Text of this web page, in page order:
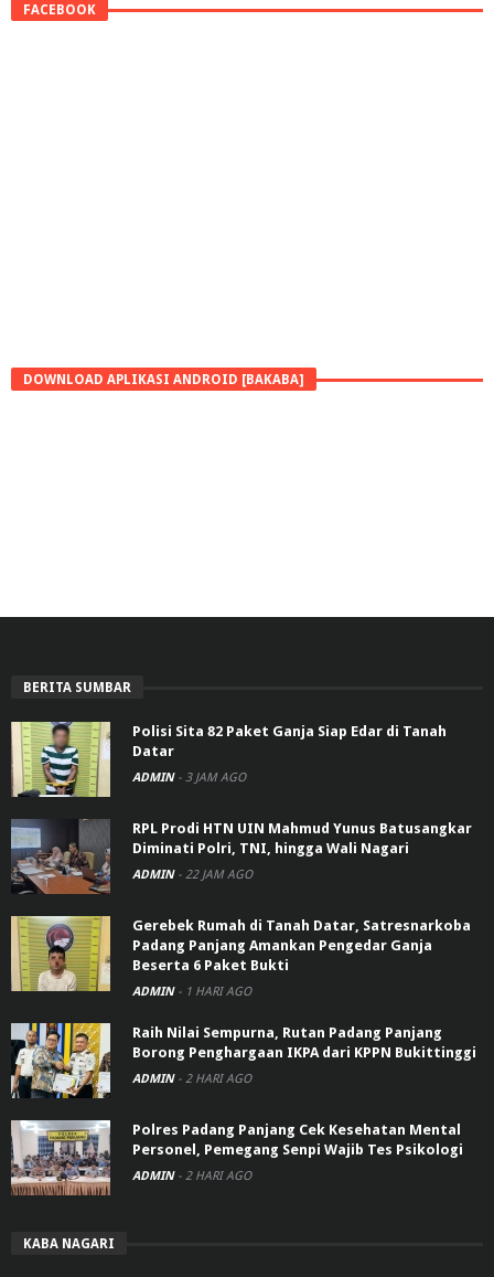
FACEBOOK
DOWNLOAD APLIKASI ANDROID [BAKABA]
BERITA SUMBAR
Polisi Sita 82 Paket Ganja Siap Edar di Tanah
Datar
ADMIN - 3 JAM AGO
RPL Prodi HTN UIN Mahmud Yunus Batusangkar
Diminati Polri, TNI, hingga Wali Nagari
ADMIN - 22 JAM AGO
Gerebek Rumah di Tanah Datar, Satresnarkoba
Padang Panjang Amankan Pengedar Ganja
Beserta 6 Paket Bukti
ADMIN - 1 HARI AGO
Raih Nilai Sempurna, Rutan Padang Panjang
Borong Penghargaan IKPA dari KPPN Bukittinggi
ADMIN - 2 HARI AGO
Polres Padang Panjang Cek Kesehatan Mental
Personel, Pemegang Senpi Wajib Tes Psikologi
ADMIN - 2 HARI AGO
KABA NAGARI